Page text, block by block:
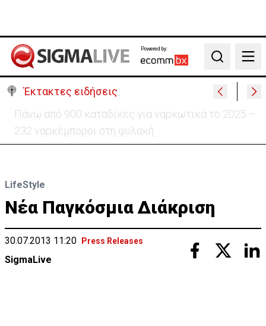
Powered by:
Search
Έκτακτες ειδήσεις
Θέλει να ξαναζωντανέψει την «Corner» o
Προύντζος - «Πληγώνει τις αναμνήσεις»
LifeStyle
Νέα Παγκόσμια Διάκριση
30.07.2013 11:20 Press Releases
SigmaLive